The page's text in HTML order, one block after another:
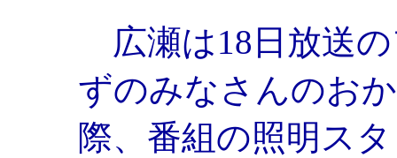
広瀬は18日放送
ずのみなさんのお
際、番組の照明ス